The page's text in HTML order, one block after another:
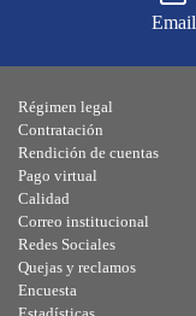
Email
Régimen legal
Contratación
Rendición de cuentas
Pago virtual
Calidad
Correo institucional
Redes Sociales
Quejas y reclamos
Encuesta